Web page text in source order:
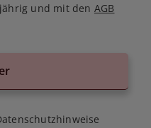
und mit den AGB